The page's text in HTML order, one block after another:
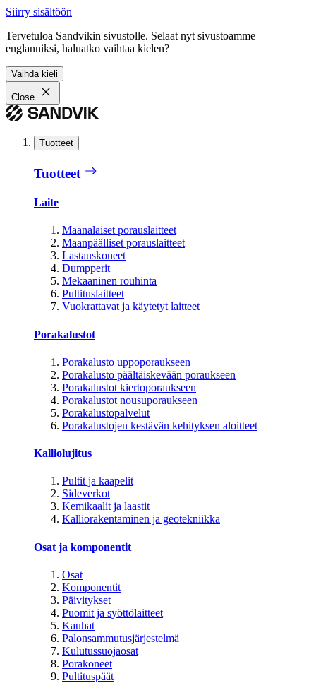
Siirry sisältöön
Tervetuloa Sandvikin sivustolle. Selaat nyt sivustoamme
englanniksi, haluatko vaihtaa kielen?
Vaihda kieli
Close
Tuotteet
Tuotteet
Laite
Maanalaiset porauslaitteet
Maanpäälliset porauslaitteet
Lastauskoneet
Dumpperit
Mekaaninen rouhinta
Pultituslaitteet
Vuokrattavat ja käytetyt laitteet
Porakalustot
Porakalusto uppoporaukseen
Porakalusto päältäiskevään poraukseen
Porakalustot kiertoporaukseen
Porakalustot nousuporaukseen
Porakalustopalvelut
Porakalustojen kestävän kehityksen aloitteet
Kalliolujitus
Pultit ja kaapelit
Sideverkot
Kemikaalit ja laastit
Kalliorakentaminen ja geotekniikka
Osat ja komponentit
Osat
Komponentit
Päivitykset
Puomit ja syöttölaitteet
Kauhat
Palonsammutusjärjestelmä
Kulutussuojaosat
Porakoneet
Pultituspäät